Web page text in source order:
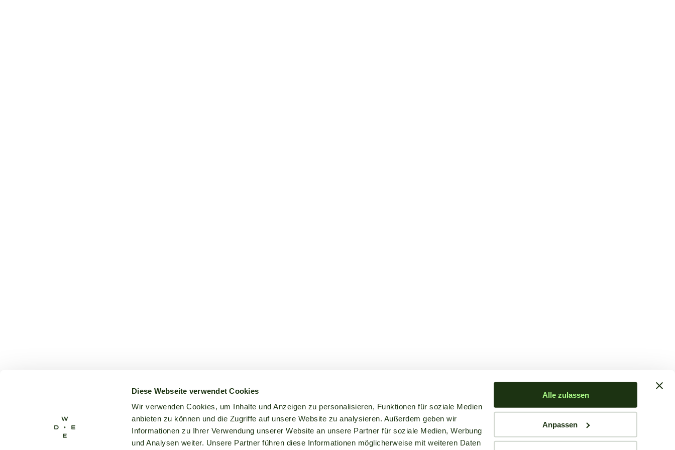
Diese Webseite verwendet Cookies
Wir verwenden Cookies, um Inhalte und Anzeigen zu personalisieren, Funktionen für soziale Medien
anbieten zu können und die Zugriffe auf unsere Website zu analysieren. Außerdem geben wir
Informationen zu Ihrer Verwendung unserer Website an unsere Partner für soziale Medien, Werbung
und Analysen weiter. Unsere Partner führen diese Informationen möglicherweise mit weiteren Daten
Alle zulassen
Anpassen